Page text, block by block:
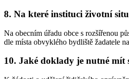
8. Na které instituci životní
Na obecním úřadu obce s rozšířenou
dle místa obvyklého bydliště žadatele
10. Jaké doklady je nutné mít